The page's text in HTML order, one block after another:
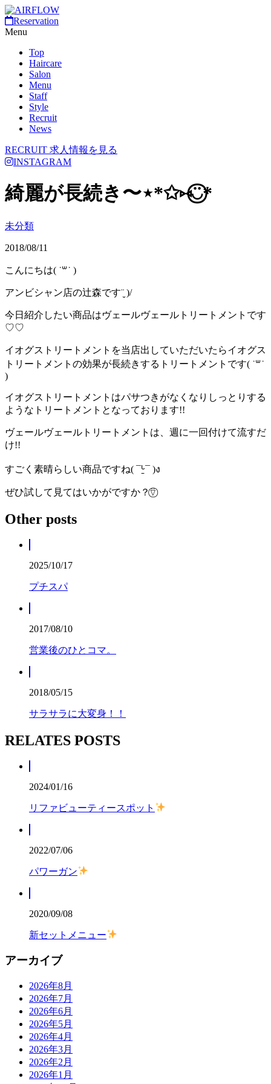
Reservation
Menu
Top
Haircare
Salon
Menu
Staff
Style
Recruit
News
RECRUIT 求人情報を見る
INSTAGRAM
綺麗が長続き〜⋆*✩⑅◡̈⃝*
未分類
2018/08/11
こんにちは( ˙꒳​˙ )
アンビシャン店の辻森です¨̮ )/
今日紹介したい商品はヴェールヴェールトリートメントです
♡♡
イオグストリートメントを当店出していただいたらイオグス
トリートメントの効果が長続きするトリートメントです( ˙꒳​˙
)
イオグストリートメントはパサつきがなくなりしっとりする
ようなトリートメントとなっております!!
ヴェールヴェールトリートメントは、週に一回付けて流すだ
け!!
すごく素晴らしい商品ですね( ¯ᒡ̱¯ )ง
ぜひ試して見てはいかがですか？⍢⃝
Other posts
2025/10/17
プチスパ
2017/08/10
営業後のひとコマ。
2018/05/15
サラサラに大変身！！
RELATES POSTS
2024/01/16
リファビューティースポット
2022/07/06
パワーガン
2020/09/08
新セットメニュー
アーカイブ
2026年8月
2026年7月
2026年6月
2026年5月
2026年4月
2026年3月
2026年2月
2026年1月